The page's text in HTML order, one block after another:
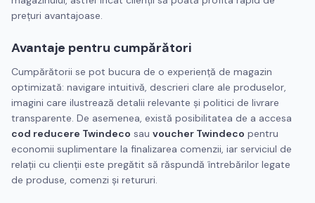
prețuri avantajoase.
Avantaje pentru cumpărători
Cumpărătorii se pot bucura de o experiență de magazin
optimizată: navigare intuitivă, descrieri clare ale produselor,
imagini care ilustrează detalii relevante și politici de livrare
transparente. De asemenea, există posibilitatea de a accesa
cod reducere Twindeco sau voucher Twindeco pentru
economii suplimentare la finalizarea comenzii, iar serviciul de
relații cu clienții este pregătit să răspundă întrebărilor legate
de produse, comenzi și retururi.